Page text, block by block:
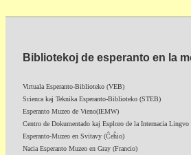
Bibliotekoj de esperanto en la
Virtuala Esperanto-Biblioteko (VEB)
Scienca kaj Teknika Esperanto-Biblioteko (STEB)
Esperanto Muzeo de Vieno(IEMW)
Centro de Dokumentado kaj Esploro de la Internacia
Esperanto-Muzeo en Svitavy (Ĉeĥio)
Nacia Esperanto Muzeo en Gray (Francio)